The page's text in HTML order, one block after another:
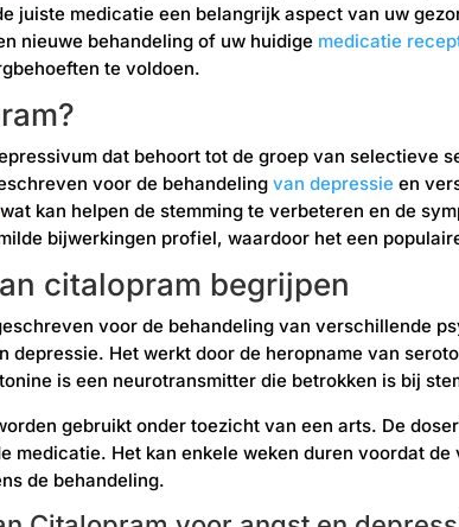
juiste medicatie een belangrijk aspect van uw
nieuwe behandeling of uw huidige medicatie
te voldoen.
dat behoort tot de groep van selectieve
voor de behandelingvan depressie en
kan helpen de stemming te verbeteren en de
bijwerkingen profiel, waardoor het een
citalopram begrijpen
voor de behandeling van verschillende
depressie. Het werkt door de heropname van
is een neurotransmitter die betrokken is bij
gebruikt onder toezicht van een arts. De
medicatie. Het kan enkele weken duren voordat
de behandeling.